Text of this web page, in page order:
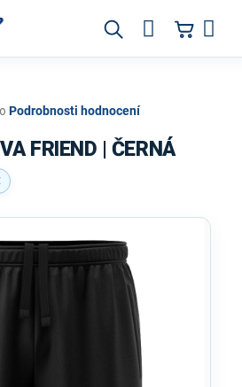
Podrobnosti hodnocení
FRIEND | ČERNÁ